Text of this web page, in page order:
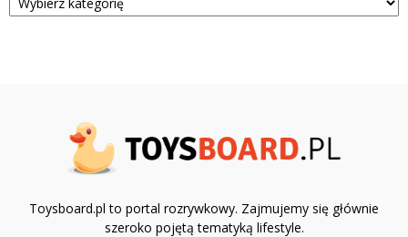
Toysboard.pl to portal rozrywkowy. Zajmujemy się głównie
szeroko pojętą tematyką lifestyle.